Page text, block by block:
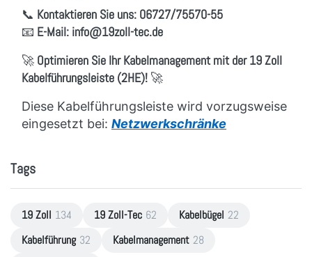
📞 Kontaktieren Sie uns: 06727/75570-55
📧 E-Mail: info@19zoll-tec.de
🚀 Optimieren Sie Ihr Kabelmanagement mit der 19 Zoll
Kabelführungsleiste (2HE)! 🚀
Diese Kabelführungsleiste wird vorzugsweise
eingesetzt bei: Netzwerkschränke
Tags
19 Zoll 134 19 Zoll-Tec 62 Kabelbügel 22
Kabelführung 32 Kabelmanagement 28